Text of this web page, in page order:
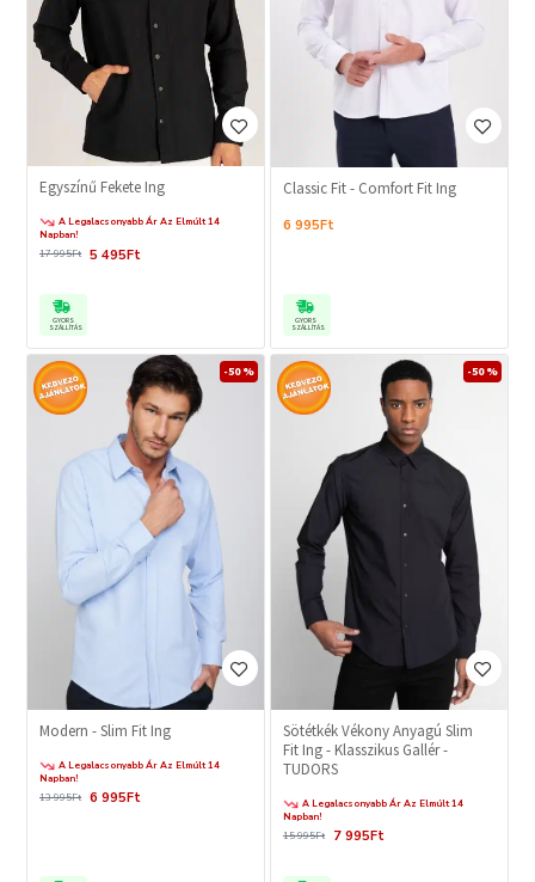
Egyszínű Fekete Ing
A Legalacsonyabb Ár Az Elmúlt 14
Napban!
5 495Ft
17 995Ft
GYORS
SZÁLLÍTÁS
Classic Fit - Comfort Fit Ing
6 995Ft
GYORS
SZÁLLÍTÁS
-50 %
Modern - Slim Fit Ing
A Legalacsonyabb Ár Az Elmúlt 14
Napban!
6 995Ft
13 995Ft
-50 %
Sötétkék Vékony Anyagú Slim
Fit Ing - Klasszikus Gallér -
TUDORS
A Legalacsonyabb Ár Az Elmúlt 14
Napban!
7 995Ft
15 995Ft